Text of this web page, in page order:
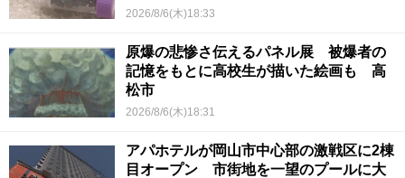
2026/8/6(木)18:33
原爆の悲惨さ伝えるパネル展 被爆者の
記憶をもとに高校生が描いた絵画も 高
松市
2026/8/6(木)18:31
アパホテルが岡山市中心部の激戦区に2棟
目オープン 市街地を一望のプールに大